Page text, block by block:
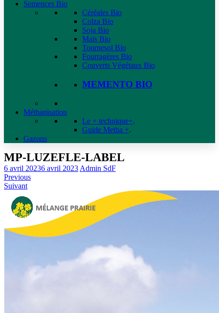
Semences Bio
Céréales Bio
Colza Bio
Soja Bio
Maïs Bio
Tournesol Bio
Fourragères Bio
Couverts Végétaux Bio
MEMENTO BIO
Méthanisation
Le + technique+.
Guide Metha +.
Gazons
MP-LUZEFLE-LABEL
6 avril 20236 avril 2023 Admin SdF
Previous
Suivant